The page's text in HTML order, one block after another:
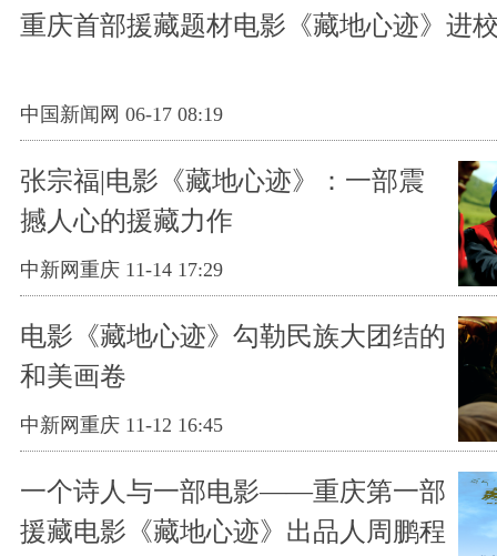
重庆首部援藏题材电影《藏地心迹》进
中国新闻网 06-17 08:19
张宗福|电影《藏地心迹》：一部震
撼人心的援藏力作
中新网重庆 11-14 17:29
电影《藏地心迹》勾勒民族大团结的
和美画卷
中新网重庆 11-12 16:45
一个诗人与一部电影——重庆第一部
援藏电影《藏地心迹》出品人周鹏程